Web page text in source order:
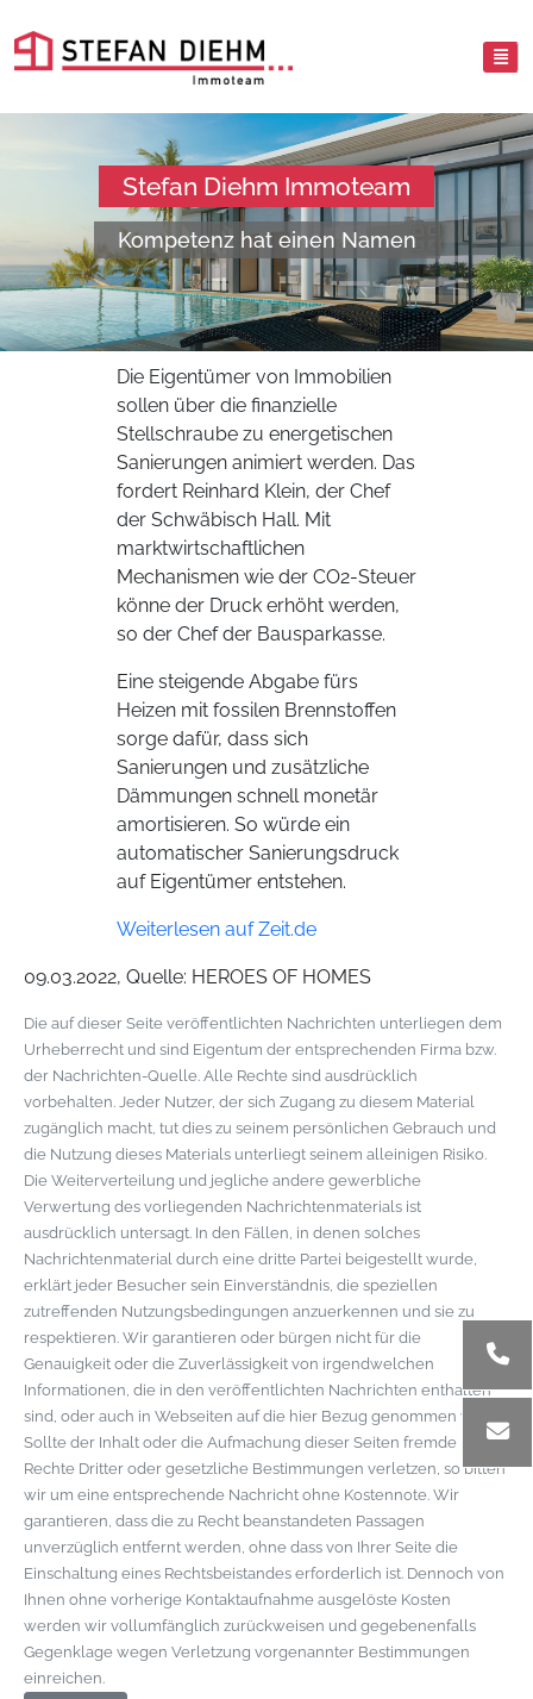
Stefan Diehm Immoteam
Kompetenz hat einen Namen
Die Eigentümer von Immobilien
sollen über die finanzielle
Stellschraube zu energetischen
Sanierungen animiert werden. Das
fordert Reinhard Klein, der Chef
der Schwäbisch Hall. Mit
marktwirtschaftlichen
Mechanismen wie der CO2-Steuer
könne der Druck erhöht werden,
so der Chef der Bausparkasse.
Eine steigende Abgabe fürs
Heizen mit fossilen Brennstoffen
sorge dafür, dass sich
Sanierungen und zusätzliche
Dämmungen schnell monetär
amortisieren. So würde ein
automatischer Sanierungsdruck
auf Eigentümer entstehen.
Weiterlesen auf Zeit.de
09.03.2022, Quelle: HEROES OF HOMES
Die auf dieser Seite veröffentlichten Nachrichten unterliegen dem
Urheberrecht und sind Eigentum der entsprechenden Firma bzw.
der Nachrichten-Quelle. Alle Rechte sind ausdrücklich
vorbehalten. Jeder Nutzer, der sich Zugang zu diesem Material
zugänglich macht, tut dies zu seinem persönlichen Gebrauch und
die Nutzung dieses Materials unterliegt seinem alleinigen Risiko.
Die Weiterverteilung und jegliche andere gewerbliche
Verwertung des vorliegenden Nachrichtenmaterials ist
ausdrücklich untersagt. In den Fällen, in denen solches
Nachrichtenmaterial durch eine dritte Partei beigestellt wurde,
erklärt jeder Besucher sein Einverständnis, die speziellen
zutreffenden Nutzungsbedingungen anzuerkennen und sie zu
respektieren. Wir garantieren oder bürgen nicht für die
Genauigkeit oder die Zuverlässigkeit von irgendwelchen
Informationen, die in den veröffentlichten Nachrichten enthalten
sind, oder auch in Webseiten auf die hier Bezug genommen wird.
Sollte der Inhalt oder die Aufmachung dieser Seiten fremde
Rechte Dritter oder gesetzliche Bestimmungen verletzen, so bitten
wir um eine entsprechende Nachricht ohne Kostennote. Wir
garantieren, dass die zu Recht beanstandeten Passagen
unverzüglich entfernt werden, ohne dass von Ihrer Seite die
Einschaltung eines Rechtsbeistandes erforderlich ist. Dennoch von
Ihnen ohne vorherige Kontaktaufnahme ausgelöste Kosten
werden wir vollumfänglich zurückweisen und gegebenenfalls
Gegenklage wegen Verletzung vorgenannter Bestimmungen
einreichen.